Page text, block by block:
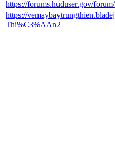
https://forums.huduser.gov/
https://
Thi%C3%AAn2